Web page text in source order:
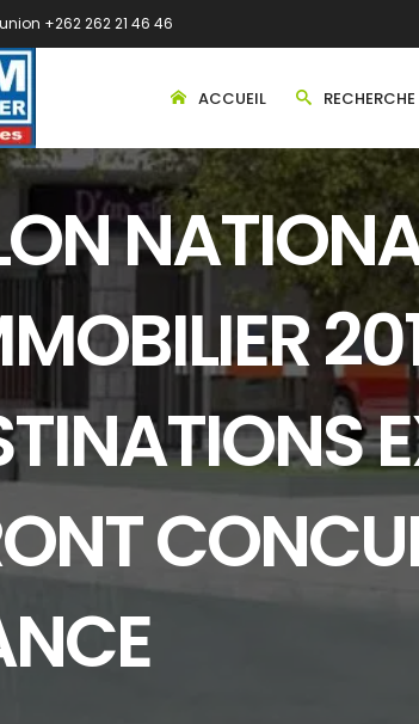
+262 262 21 46 46
ACCUEIL RECHERCHE